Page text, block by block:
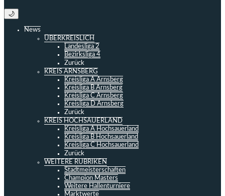
🌙
News
ÜBERKREISLICH
Landesliga 2
Bezirksliga 4
Zurück
KREIS ARNSBERG
Kreisliga A Arnsberg
Kreisliga B Arnsberg
Kreisliga C Arnsberg
Kreisliga D Arnsberg
Zurück
KREIS HOCHSAUERLAND
Kreisliga A Hochsauerland
Kreisliga B Hochsauerland
Kreisliga C Hochsauerland
Zurück
WEITERE RUBRIKEN
Stadtmeisterschaften
Champion Masters
Weitere Hallenturniere
Marktwerte